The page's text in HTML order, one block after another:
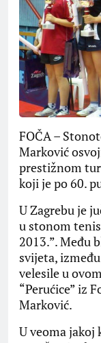
FOČA –
Marković
prestižnom
koji je po 60.
U Zagrebu je
u stonom
2013.”. Među
svijeta,
velesile u
“Perućice” iz
Marković.
U veoma jakoj